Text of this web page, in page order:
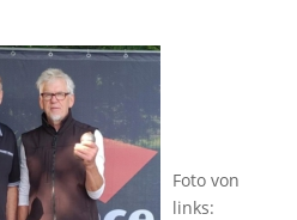
Foto von
links: